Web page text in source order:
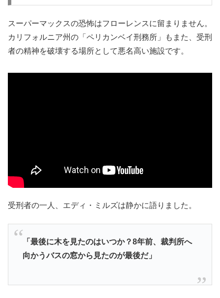
スーパーマックスの恐怖はフローレンスに留まりません。
カリフォルニア州の「ペリカンベイ刑務所」もまた、受刑
者の精神を破壊する場所として悪名高い施設です。
受刑者の一人、エディ・ミルズは静かに語りました。
「最後に木を見たのはいつか？8年前、裁判所へ
向かうバスの窓から見たのが最後だ」